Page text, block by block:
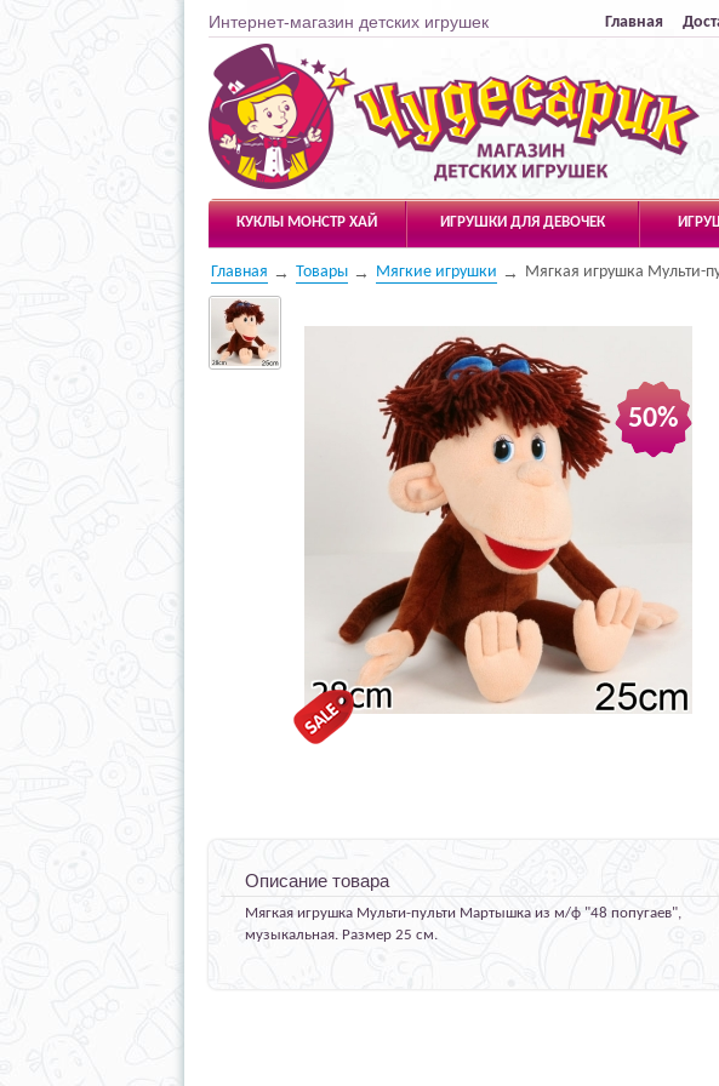
Интернет-магазин детских игрушек Главная
Чудесарик
КУКЛЫ МОНСТР ХАЙ ИГРУШКИ ДЛЯ ДЕВОЧЕК
Главная Товары Мягкие игрушки Мягкая игрушка Мульти-
50%
Описание товара
Мягкая игрушка Мульти-пульти Мартышка из м/ф "48 попугаев",
музыкальная. Размер 25 см.